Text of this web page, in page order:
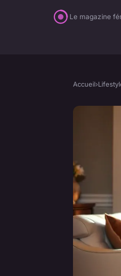
Le magazine
Accueil›